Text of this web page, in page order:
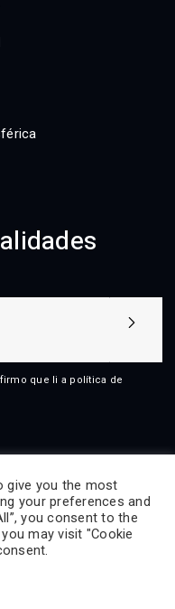
que li a política de
give you the most
your preferences and
you consent to the
may visit "Cookie